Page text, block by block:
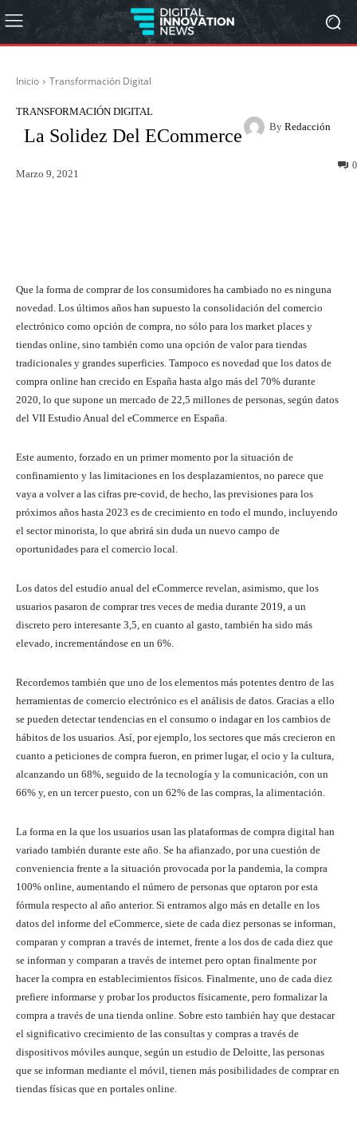
Inicio Transformación Digital
TRANSFORMACIÓN DIGITAL
La Solidez Del ECommerce By Redacción
Marzo 9, 2021
0
Que la forma de comprar de los consumidores ha cambiado no es ninguna
novedad. Los últimos años han supuesto la consolidación del comercio
electrónico como opción de compra, no sólo para los market places y
tiendas online, sino también como una opción de valor para tiendas
tradicionales y grandes superficies. Tampoco es novedad que los datos de
compra online han crecido en España hasta algo más del 70% durante
2020, lo que supone un mercado de 22,5 millones de personas, según datos
del VII Estudio Anual del eCommerce en España.
Este aumento, forzado en un primer momento por la situación de
confinamiento y las limitaciones en los desplazamientos, no parece que
vaya a volver a las cifras pre-covid, de hecho, las previsiones para los
próximos años hasta 2023 es de crecimiento en todo el mundo, incluyendo
el sector minorista, lo que abrirá sin duda un nuevo campo de
oportunidades para el comercio local.
Los datos del estudio anual del eCommerce revelan, asimismo, que los
usuarios pasaron de comprar tres veces de media durante 2019, a un
discreto pero interesante 3,5, en cuanto al gasto, también ha sido más
elevado, incrementándose en un 6%.
Recordemos también que uno de los elementos más potentes dentro de las
herramientas de comercio electrónico es el análisis de datos. Gracias a ello
se pueden detectar tendencias en el consumo o indagar en los cambios de
hábitos de los usuarios. Así, por ejemplo, los sectores que más crecieron en
cuanto a peticiones de compra fueron, en primer lugar, el ocio y la cultura,
alcanzando un 68%, seguido de la tecnología y la comunicación, con un
66% y, en un tercer puesto, con un 62% de las compras, la alimentación.
La forma en la que los usuarios usan las plataformas de compra digital han
variado también durante este año. Se ha afianzado, por una cuestión de
conveniencia frente a la situación provocada por la pandemia, la compra
100% online, aumentando el número de personas que optaron por esta
fórmula respecto al año anterior. Si entramos algo más en detalle en los
datos del informe del eCommerce, siete de cada diez personas se informan,
comparan y compran a través de internet, frente a los dos de cada diez que
se informan y comparan a través de internet pero optan finalmente por
hacer la compra en establecimientos físicos. Finalmente, uno de cada diez
prefiere informarse y probar los productos físicamente, pero formalizar la
compra a través de una tienda online. Sobre esto también hay que destacar
el significativo crecimiento de las consultas y compras a través de
dispositivos móviles aunque, según un estudio de Deloitte, las personas
que se informan mediante el móvil, tienen más posibilidades de comprar en
tiendas físicas que en portales online.